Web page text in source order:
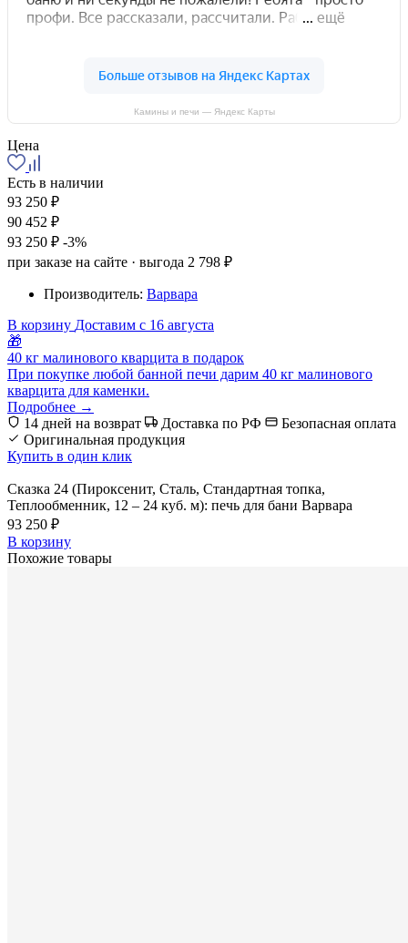
Камины и печи — Яндекс Карты
Цена
Есть в наличии
93 250 ₽
90 452 ₽
93 250 ₽ -3%
при заказе на сайте · выгода 2 798 ₽
Производитель: Варвара
В корзину Доставим с 16 августа
🎁
40 кг малинового кварцита в подарок
При покупке любой банной печи дарим 40 кг малинового
кварцита для каменки.
Подробнее →
14 дней на возврат
Доставка по РФ
Безопасная оплата
Оригинальная продукция
Купить в один клик
Сказка 24 (Пироксенит, Сталь, Стандартная топка,
Теплообменник, 12 – 24 куб. м): печь для бани Варвара
93 250 ₽
В корзину
Похожие товары